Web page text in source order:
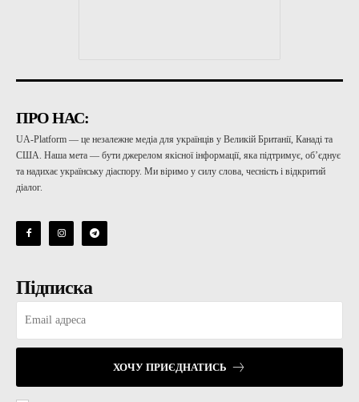
ПРО НАС:
UA-Platform — це незалежне медіа для українців у Великій Британії, Канаді та
США. Наша мета — бути джерелом якісної інформації, яка підтримує, об’єднує
та надихає українську діаспору. Ми віримо у силу слова, чесність і відкритий
діалог.
Підписка
ХОЧУ ПРИЄДНАТИСЬ